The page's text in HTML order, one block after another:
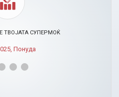
ТВОЈАТА СУПЕРМОЌ
Понуда